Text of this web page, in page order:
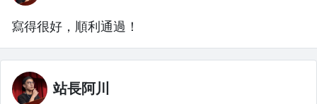
寫得很好，順利通過！
站長阿川